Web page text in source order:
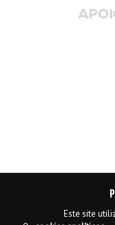
Este site